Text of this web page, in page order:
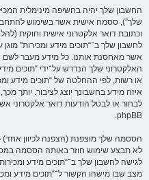
החשבון שלך יהיה בחשיפה מינימלית
שלך”), ססמה אישית אשר בשימוש
וכתובת דואר אלקטרוני אישית וחוקית
לחשבון שלך ב־“תוכים מידע ומכירות”
אשר מאחסנת אותנו. כל מידע מעבר
האלקטרוני שלך הנדרש על־ידי “תוכים
או רשות, לפי ההחלטה של “תוכים מידע
איזה מידע בחשבונך יוצג לציבור. יותך
לבחור או לבטל הודעות דואר אלקטרוני
phpBB.
הססמה שלך מוצפנת (הצפנה לכיוון
לא תבצע שימוש חוזר באותה הססמה
לגישה לחשבון שלך ב־“תוכים מידע